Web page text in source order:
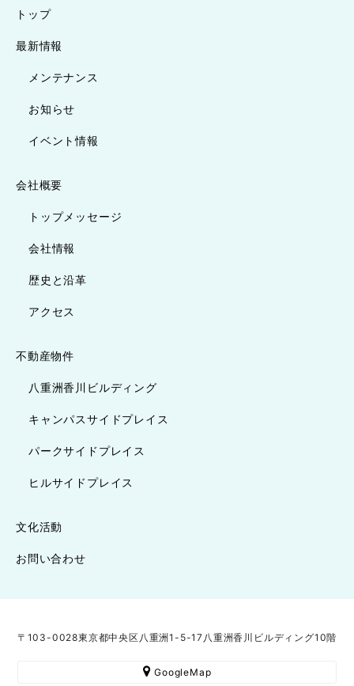
トップ
最新情報
メンテナンス
お知らせ
イベント情報
会社概要
トップメッセージ
会社情報
歴史と沿革
アクセス
不動産物件
八重洲香川ビルディング
キャンパスサイドプレイス
パークサイドプレイス
ヒルサイドプレイス
文化活動
お問い合わせ
〒103-0028東京都中央区八重洲1-5-17八重洲香川ビルディング10階
GoogleMap